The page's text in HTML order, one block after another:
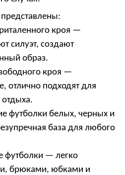
кроя —
силуэт, создают
образ.
кроя —
отлично подходят для
футболки белых, черных и
база для любого
футболки — легко
брюками, юбками и